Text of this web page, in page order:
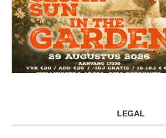
LEGAL